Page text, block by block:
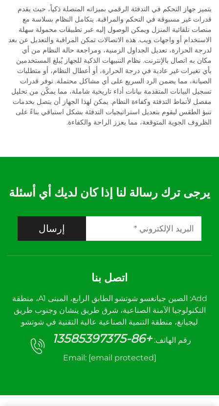
يتميز جهاز التحكم في التدفئة الرقمي بميزاته المتصلة ذكياً، حيث يقدم
قدرات غير مسبوقة في التحكم والمراقبة. يتكامل النظام بسلاسة مع
منصات تلقائية المنزل ويمكن الوصول إليه عبر تطبيقات محمولة سهلة
الاستخدام أو واجهات ويب. هذه الاتصالات تمكن المراقبة والتعديل عن بعد
لدرجة الحرارة، تعديل الجداول الزمنية، ومراجعة حالة النظام من أي
مكان به اتصال بالإنترنت. نظام التنبيهات الذكية للجهاز يُبلغ المستخدمين
بأي تغيرات غير عادية في درجة الحرارة، أو أعطال النظام، أو متطلبات
الصيانة، مما يضمن الرد السريع على أي مشاكل محتملة. توفر قدرات
تسجيل البيانات المتقدمة بيانات أداء تاريخية شاملة، مما يمكّن من تحليل
مفصل لأنماط التدفئة وكفاءة النظام. يمكن لهذا الجهاز أن يتصل بخدمات
تنبؤ الطقس ليقوم بتعديل استراتيجيات التدفئة بشكل استباقي بناءً على
الظروف الجوية المتوقعة، مما يعزز الراحة والكفاءة.
يرجى ترك رسالة لنا إذا كان لديك أي أسئلة
إرسال
اتصل بنا
Add: الصين جيانغسو شوتشو الطابق الرابع، المبنى A1، منطقة
التكنولوجيا الآمنة الصناعية، شرق طريق ينشان وجنوب طريق
ليجيانغ، منطقة التنمية الصناعية عالية التقنية في شوتشو
رقم الهاتف: +86-13585397375
Email: [email protected]